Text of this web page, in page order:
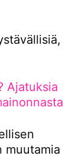
Ajatuksia
muutamia